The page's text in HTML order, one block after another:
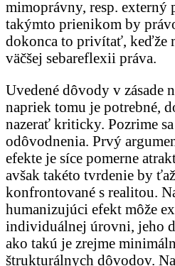
mimoprávny, resp. externý
takýmto prienikom by
dokonca to privítať, keďže
väčšej sebareflexii práva.
Uvedené dôvody v zásade
napriek tomu je potrebné,
nazerať kriticky. Pozrime
odôvodnenia. Prvý
efekte je síce pomerne
avšak takéto tvrdenie by
konfrontované s realitou.
humanizujúci efekt môže
individuálnej úrovni, jeho
ako takú je zrejme
štrukturálnych dôvodov.